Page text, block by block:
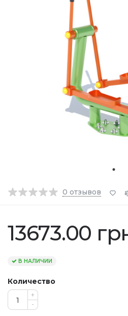
0 отзывов
13673.00
В НАЛИЧИИ
Количество
+
-